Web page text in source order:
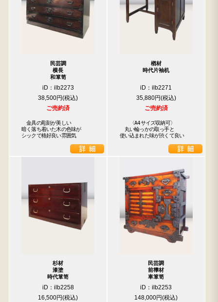
民芸調
横長
和箪笥
iD：ilb2273
38,500円
ご売約済
金具の彫刻が美しい
暗く落ち着いた木の色味が
シックで格好良い雰囲気
楢材
時代片袖机
iD：ilb2271
35,880円
ご売約済
〈A4サイズ収納可〉
丸い輪っかの取っ手と
使い込まれた味が渋くて良い
杉材
漆塗
時代箪笥
iD：ilb2258
16,500円
民芸調
前﨔材
車箪笥
iD：ilb2253
148,000円